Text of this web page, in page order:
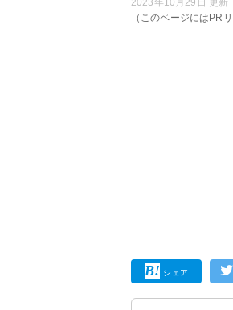
2023年10月29日 更新
（このページにはPR
シェア